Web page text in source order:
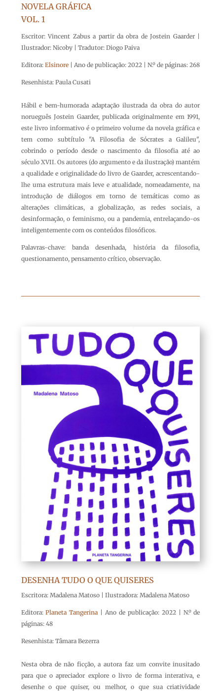
NOVELA GRÁFICA
VOL. 1
Escritor: Vincent Zabus a partir da obra de Jostein Gaarder |
Ilustrador: Nicoby | Tradutor: Diogo Paiva
Editora: Elsinore | Ano de publicação: 2022 | N.º de páginas: 268
Resenhista: Paula Cusati
Hábil e bem-humorada adaptação ilustrada da obra do autor
norueguês Jostein Gaarder, publicada originalmente em 1991,
este livro informativo é o primeiro volume da novela gráfica e
tem como subtítulo "A Filosofia de Sócrates a Galileu",
cobrindo o período desde o nascimento da filosofia até ao
século XVII. Os autores (do argumento e da ilustração) mantém
a qualidade e originalidade do livro de Gaarder, acrescentando-
lhe uma estrutura mais leve e atualidade, nomeadamente, na
introdução de diálogos em torno de temáticas como as
alterações climáticas, a globalização, as redes sociais, a
desinformação, o feminismo, ou a pandemia, entrelaçando-os
inteligentemente com os conteúdos filosóficos.
Palavras-chave: banda desenhada, história da filosofia,
questionamento, pensamento crítico, observação.
DESENHA TUDO O QUE QUISERES
Escritora: Madalena Matoso | Ilustradora: Madalena Matoso
Editora: Planeta Tangerina
| Ano de publicação: 2022 | N.º de
páginas: 48
Resenhista: Tâmara Bezerra
Nesta obra de não ficção, a autora faz um convite inusitado
para que o apreciador explore o livro de forma interativa, e
desenhe o que quiser, ou melhor, o que sua criatividade